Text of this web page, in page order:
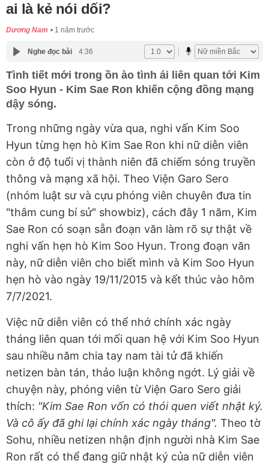
ai là kẻ nói dối?
Dương Nam 1 năm trước
Nghe đọc bài 4:36
Tình tiết mới trong ồn ào tình ái liên quan tới Kim
Soo Hyun - Kim Sae Ron khiến cộng đồng mạng
dậy sóng.
Trong những ngày vừa qua, nghi vấn Kim Soo
Hyun từng hẹn hò Kim Sae Ron khi nữ diễn viên
còn ở độ tuổi vị thành niên đã chiếm sóng truyền
thông và mạng xã hội. Theo Viện Garo Sero
(nhóm luật sư và cựu phóng viên chuyên đưa tin
"thâm cung bí sử" showbiz), cách đây 1 năm, Kim
Sae Ron có soạn sẵn đoạn văn làm rõ sự thật về
nghi vấn hẹn hò Kim Soo Hyun. Trong đoạn văn
này, nữ diễn viên cho biết mình và Kim Soo Hyun
hẹn hò vào ngày 19/11/2015 và kết thúc vào hôm
7/7/2021.
Việc nữ diễn viên có thể nhớ chính xác ngày
tháng liên quan tới mối quan hệ với Kim Soo Hyun
sau nhiều năm chia tay nam tài tử đã khiến
netizen bàn tán, thảo luận không ngớt. Lý giải về
chuyện này, phóng viên từ Viện Garo Sero giải
thích: "Kim Sae Ron vốn có thói quen viết nhật ký.
Và cô ấy đã ghi lại chính xác ngày tháng". Theo tờ
Sohu, nhiều netizen nhận định người nhà Kim Sae
Ron rất có thể đang giữ nhật ký của nữ diễn viên